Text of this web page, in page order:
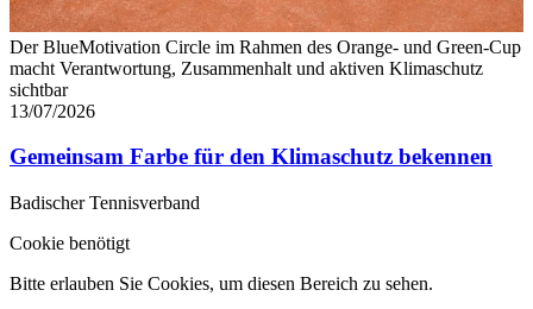
Der BlueMotivation Circle im Rahmen des Orange- und Green-Cup
macht Verantwortung, Zusammenhalt und aktiven Klimaschutz
sichtbar
13/07/2026
Gemeinsam Farbe für den Klimaschutz bekennen
Badischer Tennisverband
Cookie benötigt
Bitte erlauben Sie Cookies, um diesen Bereich zu sehen.